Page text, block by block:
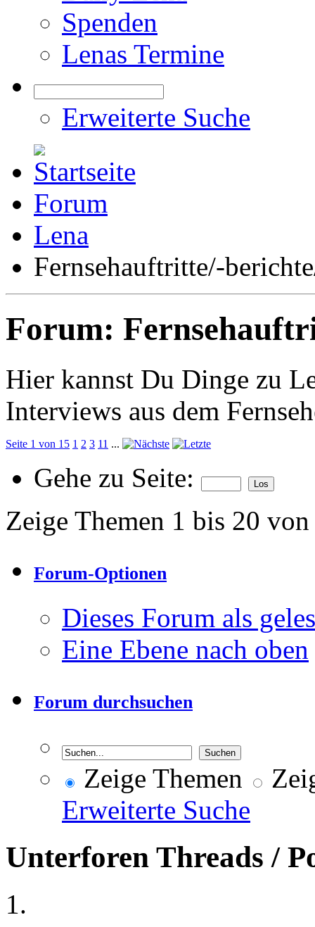
Spenden
Lenas Termine
Erweiterte Suche
Forum
Lena
Fernsehauftritte/-
Forum:
Hier kannst Du Dinge zu
Interviews aus dem
Seite 1 von 15 1 2 3 11 ...
Gehe zu Seite:
Zeige Themen 1 bis 20
Forum-Optionen
Dieses Forum als
Eine Ebene nach oben
Forum durchsuchen
Zeige Themen
Erweiterte Suche
Unterforen Threads /